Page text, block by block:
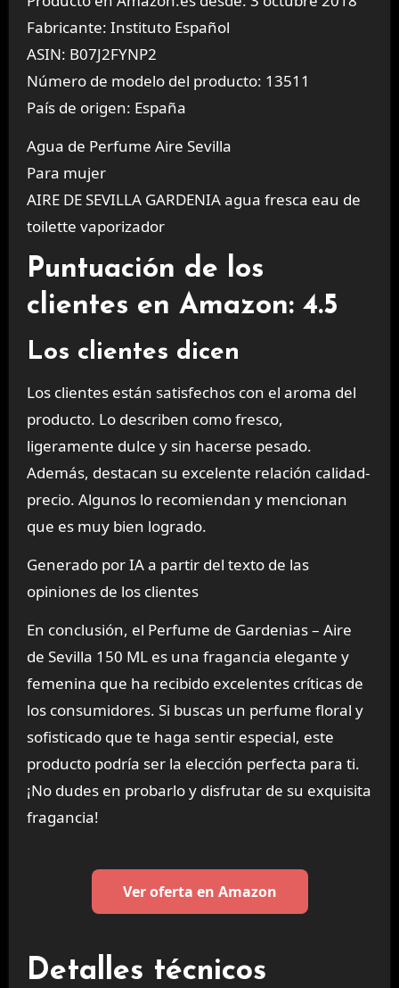
Fabricante: Instituto Español
ASIN: B07J2FYNP2
Número de modelo del producto: 13511
País de origen: España
Agua de Perfume Aire Sevilla
Para mujer
AIRE DE SEVILLA GARDENIA agua fresca eau de
toilette vaporizador
Puntuación de los
clientes en Amazon: 4.5
Los clientes dicen
Los clientes están satisfechos con el aroma del
producto. Lo describen como fresco,
ligeramente dulce y sin hacerse pesado.
Además, destacan su excelente relación calidad-
precio. Algunos lo recomiendan y mencionan
que es muy bien logrado.
Generado por IA a partir del texto de las
opiniones de los clientes
En conclusión, el Perfume de Gardenias – Aire
de Sevilla 150 ML es una fragancia elegante y
femenina que ha recibido excelentes críticas de
los consumidores. Si buscas un perfume floral y
sofisticado que te haga sentir especial, este
producto podría ser la elección perfecta para ti.
¡No dudes en probarlo y disfrutar de su exquisita
fragancia!
Ver oferta en Amazon
Detalles técnicos